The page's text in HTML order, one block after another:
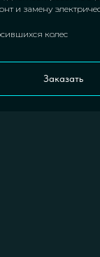
и замену
колес
Заказать